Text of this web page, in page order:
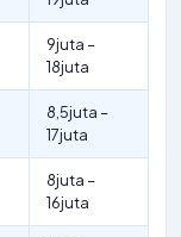
9juta –
18juta
8,5juta –
17juta
8juta –
16juta